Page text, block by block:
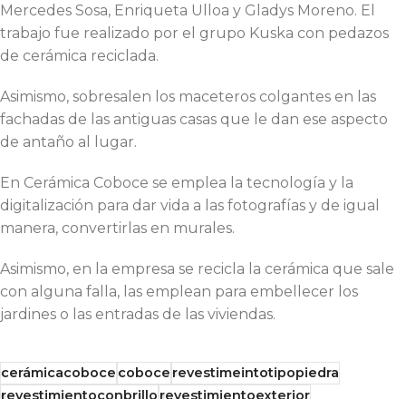
Mercedes Sosa, Enriqueta Ulloa y Gladys Moreno. El
trabajo fue realizado por el grupo Kuska con pedazos
de cerámica reciclada.
Asimismo, sobresalen los maceteros colgantes en las
fachadas de las antiguas casas que le dan ese aspecto
de antaño al lugar.
En Cerámica Coboce se emplea la tecnología y la
digitalización para dar vida a las fotografías y de igual
manera, convertirlas en murales.
Asimismo, en la empresa se recicla la cerámica que sale
con alguna falla, las emplean para embellecer los
jardines o las entradas de las viviendas.
cerámicacobocecobocerevestimeintotipopiedra